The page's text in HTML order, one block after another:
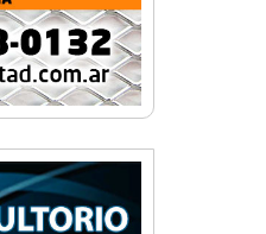
plaza San
con música,